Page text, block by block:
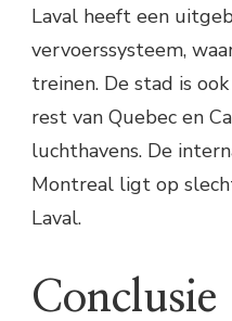
Laval heeft een
vervoerssysteem,
treinen. De stad is
rest van Quebec en
luchthavens. De
Montreal ligt op
Laval.
Conclusie